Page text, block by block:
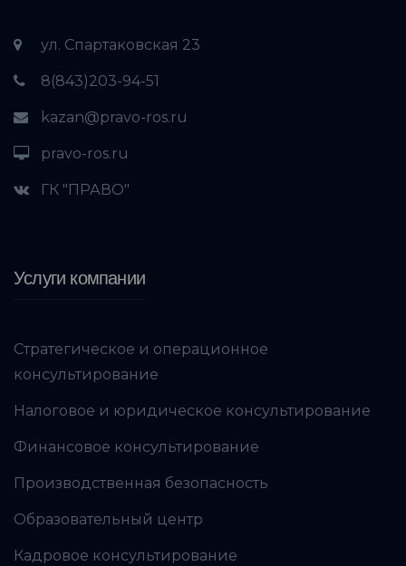
ул. Спартаковская 23
8(843)203-94-51
kazan@pravo-ros.ru
pravo-ros.ru
ГК "ПРАВО"
Услуги компании
Стратегическое и операционное
консультирование
Налоговое и юридическое консультирование
Финансовое консультирование
Производственная безопасность
Образовательный центр
Кадровое консультирование